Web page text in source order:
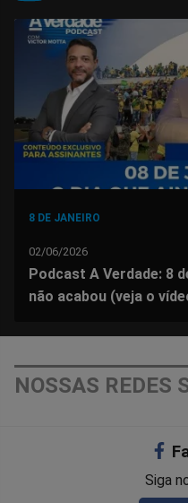
no
Facebook
no
Whatsapp
no
8 DE JANEIRO
02/06/2026
Podcast A Verdade: 8
não acabou (veja o
NOSSAS REDES
Siga